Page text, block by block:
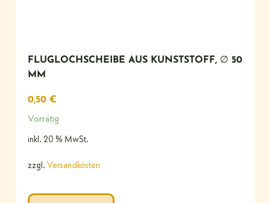
FLUGLOCHSCHEIBE AUS KUNSTSTOFF, ∅ 50
MM
0,50 €
Vorrätig
inkl. 20 % MwSt.
zzgl. Versandkosten